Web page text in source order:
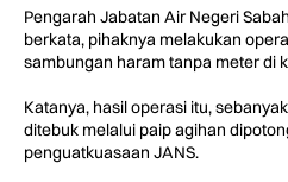
Pengarah Jabatan Air Negeri
berkata, pihaknya melakukan
sambungan haram tanpa meter di
Katanya, hasil operasi itu,
ditebuk melalui paip agihan
penguatkuasaan JANS.